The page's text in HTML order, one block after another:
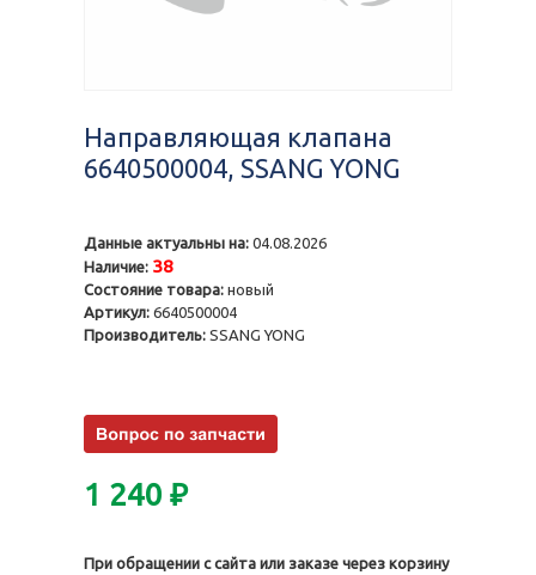
Направляющая клапана
6640500004, SSANG YONG
Данные актуальны на: 04.08.2026
Наличие: 38
Состояние товара: новый
Артикул: 6640500004
Производитель: SSANG YONG
1 240 ₽
При обращении с сайта или заказе через корзину